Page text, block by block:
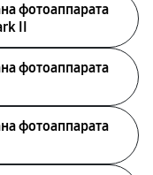
фотоаппарата
II
фотоаппарата
фотоаппарата